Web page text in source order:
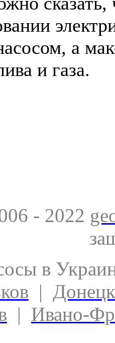
а
и газа.
- 2022
в
| Донецк
| Ивано-